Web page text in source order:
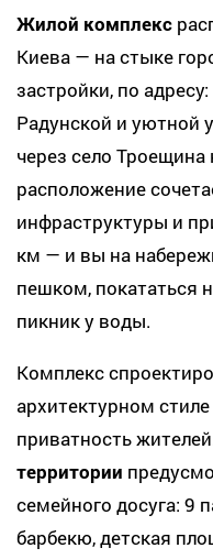
Жилой комплекс
Киева — на стыке
застройки, по
Радунской и уютной
через село Троещина
расположение
инфраструктуры и
км — и вы на
пешком, покататься
пикник у воды.
Комплекс
архитектурном
приватность
территории
семейного досуга: 9
барбекю, детская